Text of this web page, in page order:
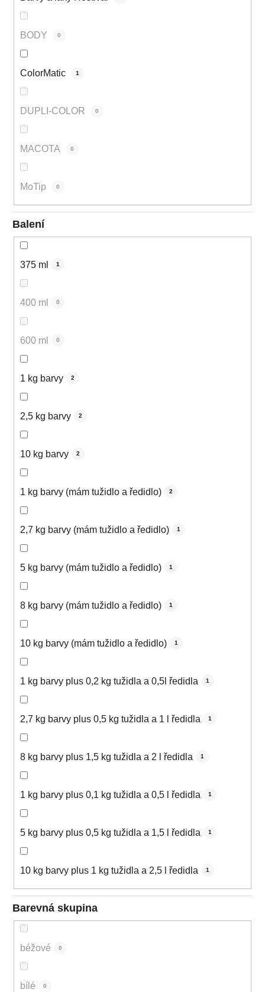
BODY 0
ColorMatic 1
DUPLI-COLOR 0
MACOTA 0
MoTip 0
Balení
375 ml 1
400 ml 0
600 ml 0
1 kg barvy 2
2,5 kg barvy 2
10 kg barvy 2
1 kg barvy (mám tužidlo a ředidlo) 2
2,7 kg barvy (mám tužidlo a ředidlo) 1
5 kg barvy (mám tužidlo a ředidlo) 1
8 kg barvy (mám tužidlo a ředidlo) 1
10 kg barvy (mám tužidlo a ředidlo) 1
1 kg barvy plus 0,2 kg tužidla a 0,5l ředidla 1
2,7 kg barvy plus 0,5 kg tužidla a 1 l ředidla 1
8 kg barvy plus 1,5 kg tužidla a 2 l ředidla 1
1 kg barvy plus 0,1 kg tužidla a 0,5 l ředidla 1
5 kg barvy plus 0,5 kg tužidla a 1,5 l ředidla 1
10 kg barvy plus 1 kg tužidla a 2,5 l ředidla 1
Barevná skupina
béžové 0
bílé 0